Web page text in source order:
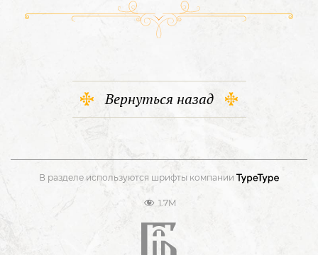
Вернуться назад
В разделе используются шрифты компании
1.7M